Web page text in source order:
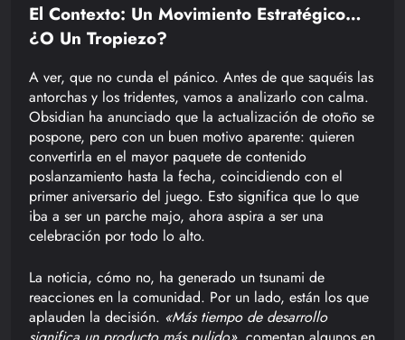
El Contexto: Un Movimiento Estratégico…
¿o Un Tropiezo?
A ver, que no cunda el pánico. Antes de que saquéis las
antorchas y los tridentes, vamos a analizarlo con calma.
Obsidian ha anunciado que la actualización de otoño se
pospone, pero con un buen motivo aparente: quieren
convertirla en el mayor paquete de contenido
poslanzamiento hasta la fecha, coincidiendo con el
primer aniversario del juego. Esto significa que lo que
iba a ser un parche majo, ahora aspira a ser una
celebración por todo lo alto.
La noticia, cómo no, ha generado un tsunami de
reacciones en la comunidad. Por un lado, están los que
aplauden la decisión. «Más tiempo de desarrollo